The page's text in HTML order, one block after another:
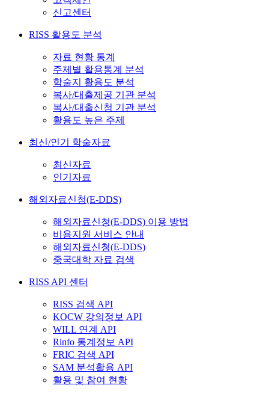
신고센터
RISS 활용도 분석
자료 현황 통계
주제별 활용통계 분석
학술지 활용도 분석
복사/대출제공 기관 분석
복사/대출신청 기관 분석
활용도 높은 주제
최신/인기 학술자료
최신자료
인기자료
해외자료신청(E-DDS)
해외자료신청(E-DDS) 이용 방법
비용지원 서비스 안내
해외자료신청(E-DDS)
중국대학 자료 검색
RISS API 센터
RISS 검색 API
KOCW 강의정보 API
WILL 연계 API
Rinfo 통계정보 API
FRIC 검색 API
SAM 분석활용 API
활용 및 참여 현황